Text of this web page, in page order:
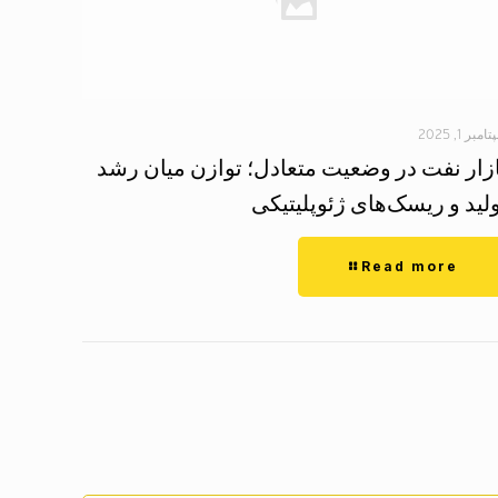
1, 2025
نفت در وضعیت متعادل؛ توازن میان رشد
و ریسک‌های ژئوپلیتیکی
Read more